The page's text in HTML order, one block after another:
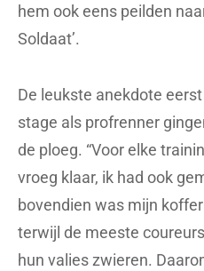
hem ook eens peilden
Soldaat’.
De leukste anekdote
stage als profrenner
de ploeg. “Voor elke
vroeg klaar, ik had ook
bovendien was mijn
terwijl de meeste
hun valies zwieren.